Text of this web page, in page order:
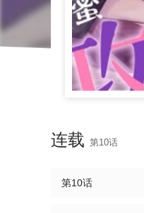
连载 第10话
第10话